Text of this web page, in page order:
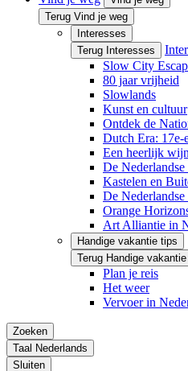
Terug Vind je weg
Interesses
Terug Interesses
Slow City
80 jaar vrijheid
Slowlands
Kunst en cultuur
Ontdek de
Dutch Era: 17e-
Een heerlijk
De Nederlandse
Kastelen en
De Nederlandse
Orange
Art Alliantie in
Handige vakantie tips
Terug Handige
Plan je reis
Het weer
Vervoer in
Zoeken
Taal Nederlands
Sluiten